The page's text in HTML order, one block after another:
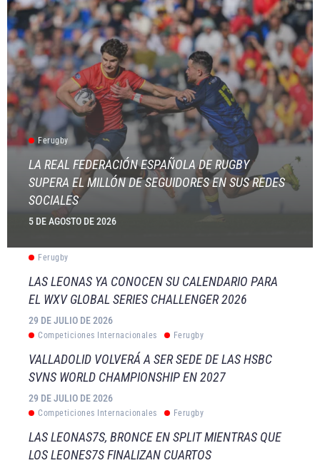
Ferugby
LA REAL FEDERACIÓN ESPAÑOLA DE RUGBY
SUPERA EL MILLÓN DE SEGUIDORES EN SUS REDES
SOCIALES
5 DE AGOSTO DE 2026
Ferugby
LAS LEONAS YA CONOCEN SU CALENDARIO PARA
EL WXV GLOBAL SERIES CHALLENGER 2026
29 DE JULIO DE 2026
Competiciones Internacionales Ferugby
VALLADOLID VOLVERÁ A SER SEDE DE LAS HSBC
SVNS WORLD CHAMPIONSHIP EN 2027
29 DE JULIO DE 2026
Competiciones Internacionales Ferugby
LAS LEONAS7S, BRONCE EN SPLIT MIENTRAS QUE
LOS LEONES7S FINALIZAN CUARTOS